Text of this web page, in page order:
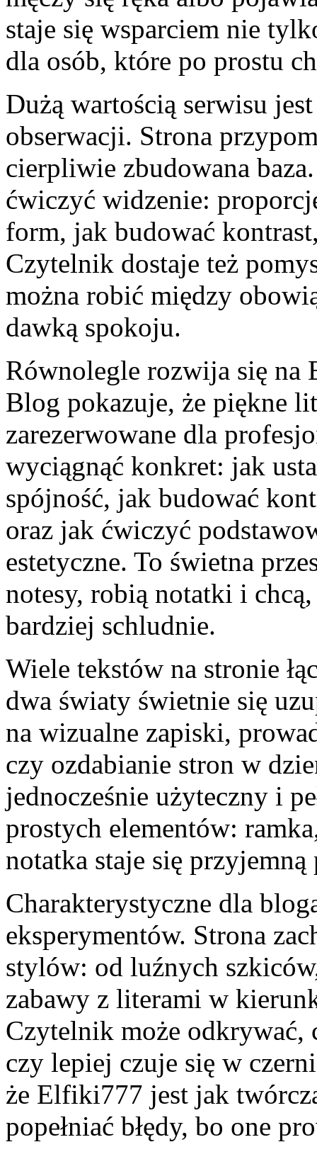
staje się wsparciem nie
dla osób, które po prostu
Dużą wartością serwisu
obserwacji. Strona
cierpliwie zbudowana
ćwiczyć widzenie:
form, jak budować
Czytelnik dostaje też
można robić między
dawką spokoju.
Równolegle rozwija się na
Blog pokazuje, że piękne
zarezerwowane dla
wyciągnąć konkret: jak
spójność, jak budować
oraz jak ćwiczyć
estetyczne. To świetna
notesy, robią notatki i
bardziej schludnie.
Wiele tekstów na stronie
dwa światy świetnie się
na wizualne zapiski,
czy ozdabianie stron w
jednocześnie użyteczny i
prostych elementów:
notatka staje się przyjemną
Charakterystyczne dla
eksperymentów. Strona
stylów: od luźnych
zabawy z literami w
Czytelnik może
czy lepiej czuje się w
że Elfiki777 jest jak
popełniać błędy, bo one